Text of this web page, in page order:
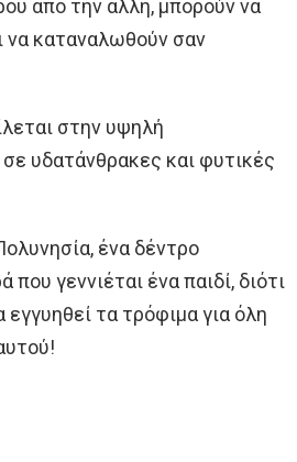
από την άλλη, μπορούν να
να καταναλωθούν σαν
στην υψηλή
υδατάνθρακες και φυτικές
ένα δέντρο
γεννιέται ένα παιδί, διότι
τα τρόφιμα για όλη